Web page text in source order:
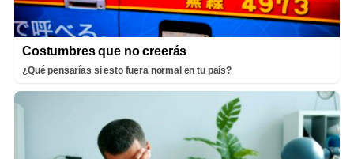
Costumbres que no creerás
¿Qué pensarías si esto fuera normal en tu país?